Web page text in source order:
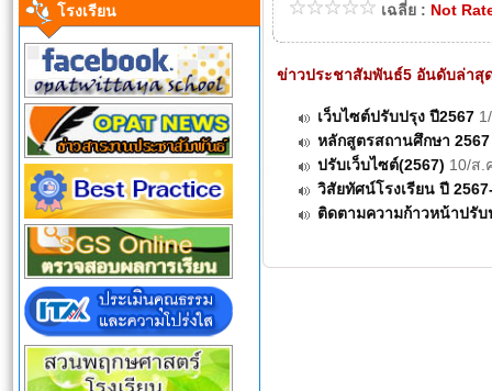
โรงเรียน เฉลี่ย : Not
ข่าวประชาสัมพันธ์5 อันดับล่าสุ
เว็บไซต์ปรับปรุง ปี2567
หลักสูตรสถานศึกษา 2567
ปรับเว็บไซต์(2567) 10/ส.
วิสัยทัศน์โรงเรียน ปี
ติดตามความก้าวหน้าปรั